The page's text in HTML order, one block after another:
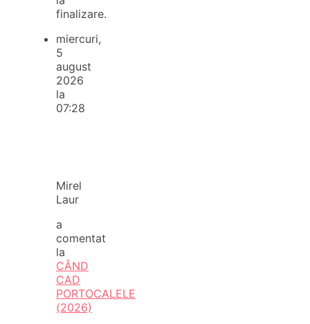
finalizare.
miercuri,
5
august
2026
la
07:28
Mirel
Laur
a
comentat
la
CÂND
CAD
PORTOCALELE
(2026)